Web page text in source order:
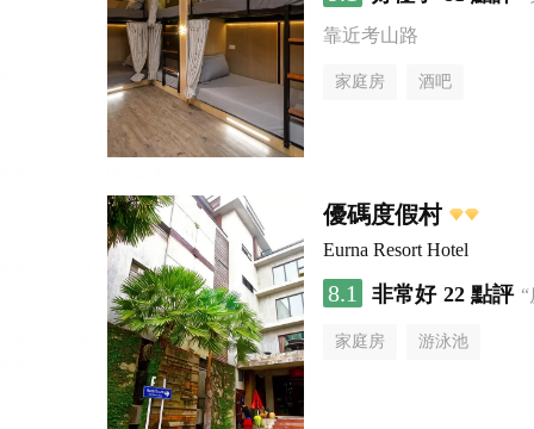
靠近考山路
家庭房 酒吧
優碼度假村
Eurna Resort Hotel
8.1 非常好 22 點評
家庭房 游泳池